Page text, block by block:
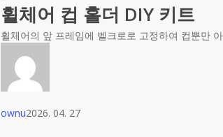
휠체어 컵 홀더 DIY 키트
휠체어의 앞 프레임에 벨크로로 고정하여 컵뿐만
ownu2026. 04. 27